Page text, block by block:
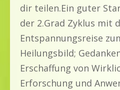
dir teilen.Ein guter
der 2.Grad Zyklus mit
Entspannungsreise
Heilungsbild;
Erschaffung von
Erforschung und